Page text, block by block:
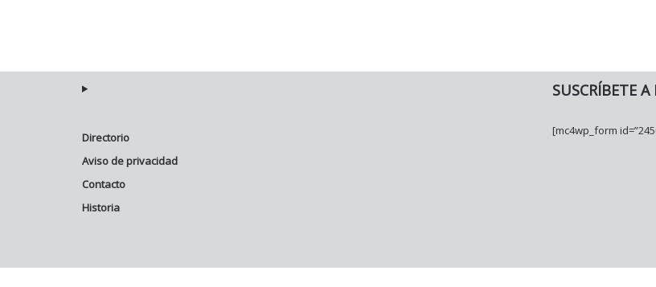
Directorio
Aviso de privacidad
Contacto
Historia
SUSCRÍBETE
[mc4wp_form